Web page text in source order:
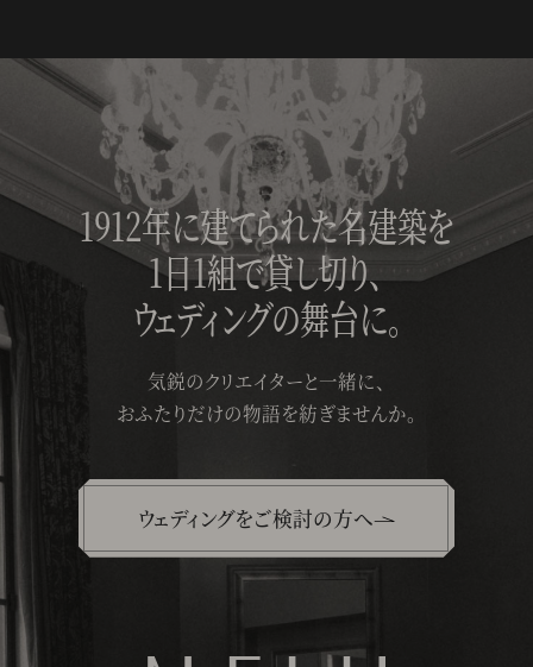
1912年に建てられた名建築を
1日1組で貸し切り、
ウェディングの舞台に。
気鋭のクリエイターと一緒に、
おふたりだけの物語を紡ぎませんか。
ウェディングをご検討の方へ